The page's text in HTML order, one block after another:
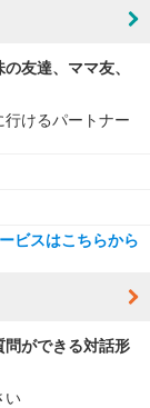
友達、ママ友、
行けるパートナー
ビスはこちらから
問ができる対話形
い